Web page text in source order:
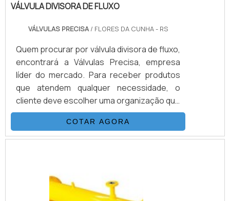
VÁLVULA DIVISORA DE FLUXO
VÁLVULAS PRECISA/ FLORES DA CUNHA - RS
Quem procurar por válvula divisora de fluxo,
encontrará a Válvulas Precisa, empresa
líder do mercado. Para receber produtos
que atendem qualquer necessidade, o
cliente deve escolher uma organização que
se destaque por um bom suporte pré-
venda e tenha ampla experiência no
ramo.MAIS DETALHES INTERESSANTES
uma empresa altamente qualificada,
consegue encontrar o site da Válvulas
COTAR AGORA